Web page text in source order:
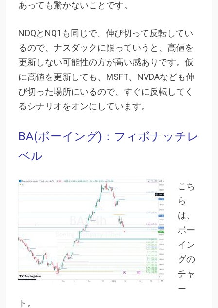
あっても驚かないことです。
NDQとNQ1も同じで、伸び切って反転してい
るので、ナスダックに限っていうと、高値を
更新しない可能性の方が高い感ありです。仮
に高値を更新しても、MSFT、NVDAなども伸
び切った場所にいるので、すぐに反転してく
るシナリオをオンにしています。
BA(ボーイング)：フィボナッチレ
ベル
こち
ら
は、
ボー
イン
グの
チャ
ー
ト。